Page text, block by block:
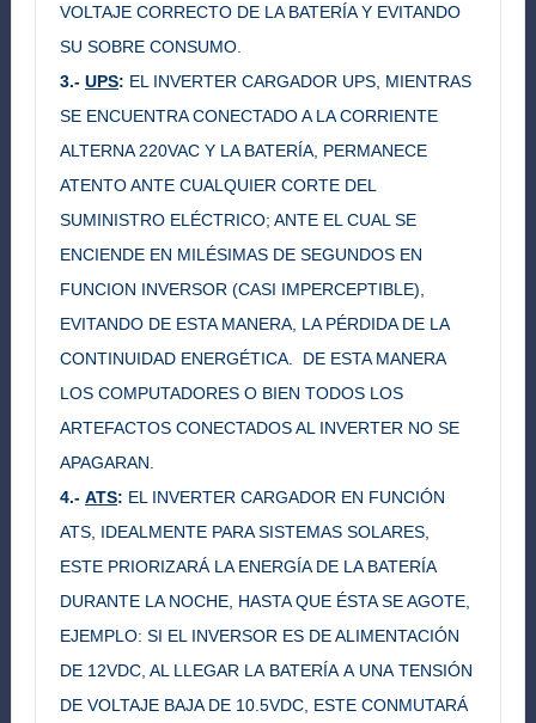
VOLTAJE CORRECTO DE LA BATERÍA Y EVITANDO
SU SOBRE CONSUMO.
3.- UPS: EL INVERTER CARGADOR UPS, MIENTRAS
SE ENCUENTRA CONECTADO A LA CORRIENTE
ALTERNA 220VAC Y LA BATERÍA, PERMANECE
ATENTO ANTE CUALQUIER CORTE DEL
SUMINISTRO ELÉCTRICO; ANTE EL CUAL SE
ENCIENDE EN MILÉSIMAS DE SEGUNDOS EN
FUNCION INVERSOR (CASI IMPERCEPTIBLE),
EVITANDO DE ESTA MANERA, LA PÉRDIDA DE LA
CONTINUIDAD ENERGÉTICA. DE ESTA MANERA
LOS COMPUTADORES O BIEN TODOS LOS
ARTEFACTOS CONECTADOS AL INVERTER NO SE
APAGARAN.
4.- ATS: EL INVERTER CARGADOR EN FUNCIÓN
ATS, IDEALMENTE PARA SISTEMAS SOLARES,
ESTE PRIORIZARÁ LA ENERGÍA DE LA BATERÍA
DURANTE LA NOCHE, HASTA QUE ÉSTA SE AGOTE,
EJEMPLO: SI EL INVERSOR ES DE ALIMENTACIÓN
DE 12VDC, AL LLEGAR LA BATERÍA A UNA TENSIÓN
DE VOLTAJE BAJA DE 10.5VDC, ESTE CONMUTARÁ